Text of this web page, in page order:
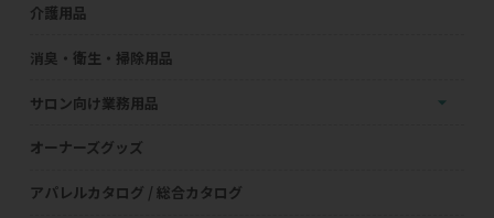
介護用品
消臭・衛生・掃除用品
サロン向け業務用品
オーナーズグッズ
アパレルカタログ / 総合カタログ